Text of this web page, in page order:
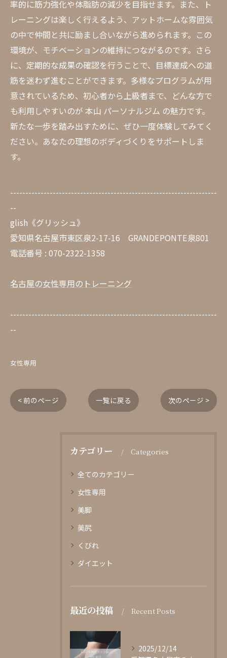
率的に筋力強化や体脂肪の減少を目指せます。また、ト
レーニングは楽しく行えるよう、アットホームな雰囲気
の中で仲間と共に励まし合いながら進められます。この
環境が、モチベーションの維持につながるのです。さら
に、定期的な成果の確認を行うことで、目標達成への道
筋を迷わず進むことができます。多様なプログラムが用
意されているため、初心者から上級者まで、どんな方で
も利用しやすいのが 本山 パーソナルジム の魅力です。
新たな一歩を踏み出すために、ぜひ一度体験してみてく
ださい。あなたの理想のボディづくりをサポートしま
す。
--------------------------------------------------------------------
--
glish《グリッシュ》
愛知県名古屋市東区泉2-17-16 GRANDEPONTE泉801
電話番号 : 070-2322-1358
名古屋の女性専用のトレーニング
--------------------------------------------------------------------
--
女性専用
< 前のページ 一覧に戻る 次のページ >
カテゴリー Categories
全てのカテゴリー
女性専用
美脚
美尻
くびれ
ダイエット
最近の投稿 Recent Posts
2025/12/14